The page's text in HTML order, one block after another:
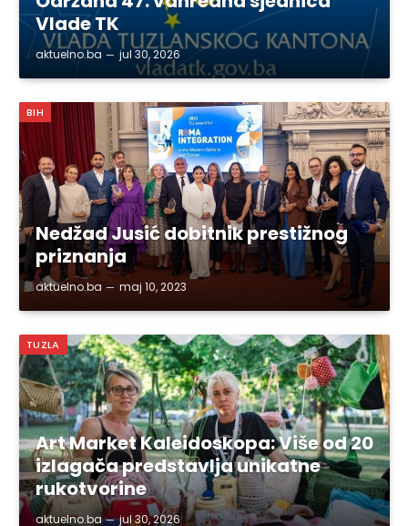
Vlade TK
aktuelno.ba jul 30, 2026
BIH
Nedžad Jusić dobitnik prestižnog
priznanja
aktuelno.ba maj 10, 2023
TUZLA
Art Market Kaleidoskopa: Više od 20
izlagača predstavlja unikatne
rukotvorine
aktuelno.ba jul 30, 2026